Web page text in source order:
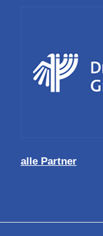
alle Partner